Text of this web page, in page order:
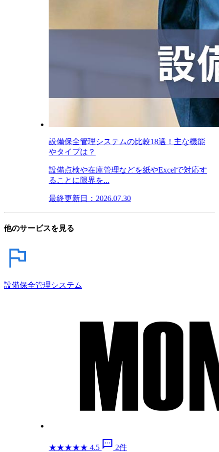
設備保全管理システムの比較18選！主な機能
やタイプは？
設備点検や在庫管理などを紙やExcelで対応す
ることに限界を...
最終更新日：2026.07.30
他のサービスを見る
設備保全管理システム
★★★★★ 4.5 sms 2件